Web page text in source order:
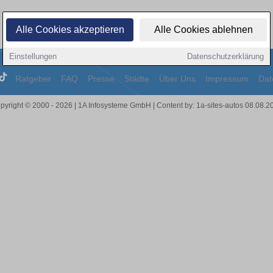
Alle Cookies akzeptieren Alle Cookies ablehnen
Einstellungen Datenschutzerklärung
Ratgeber FAQ Presse Städte Über Uns Impressum
© 2000 - 2026 | 1A Infosysteme GmbH | Content by: 1a-sites-autos